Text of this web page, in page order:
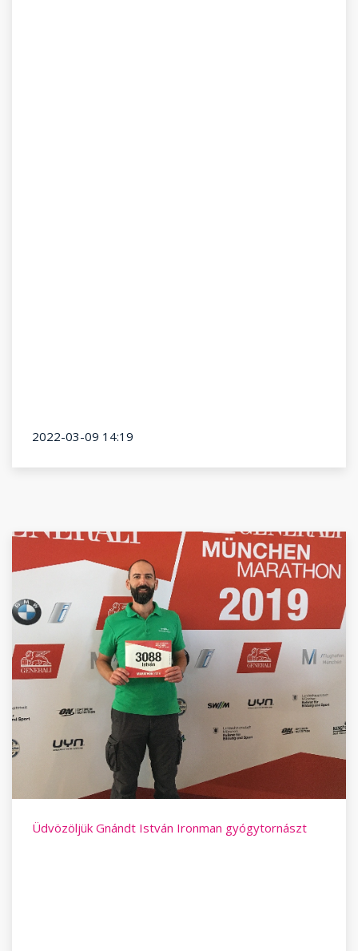
2022-03-09 14:19
Üdvözöljük Gnándt István Ironman gyógytornászt